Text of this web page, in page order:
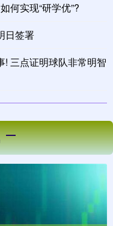
何实现“研学优”?
日签署
! 三点证明球队非常明智